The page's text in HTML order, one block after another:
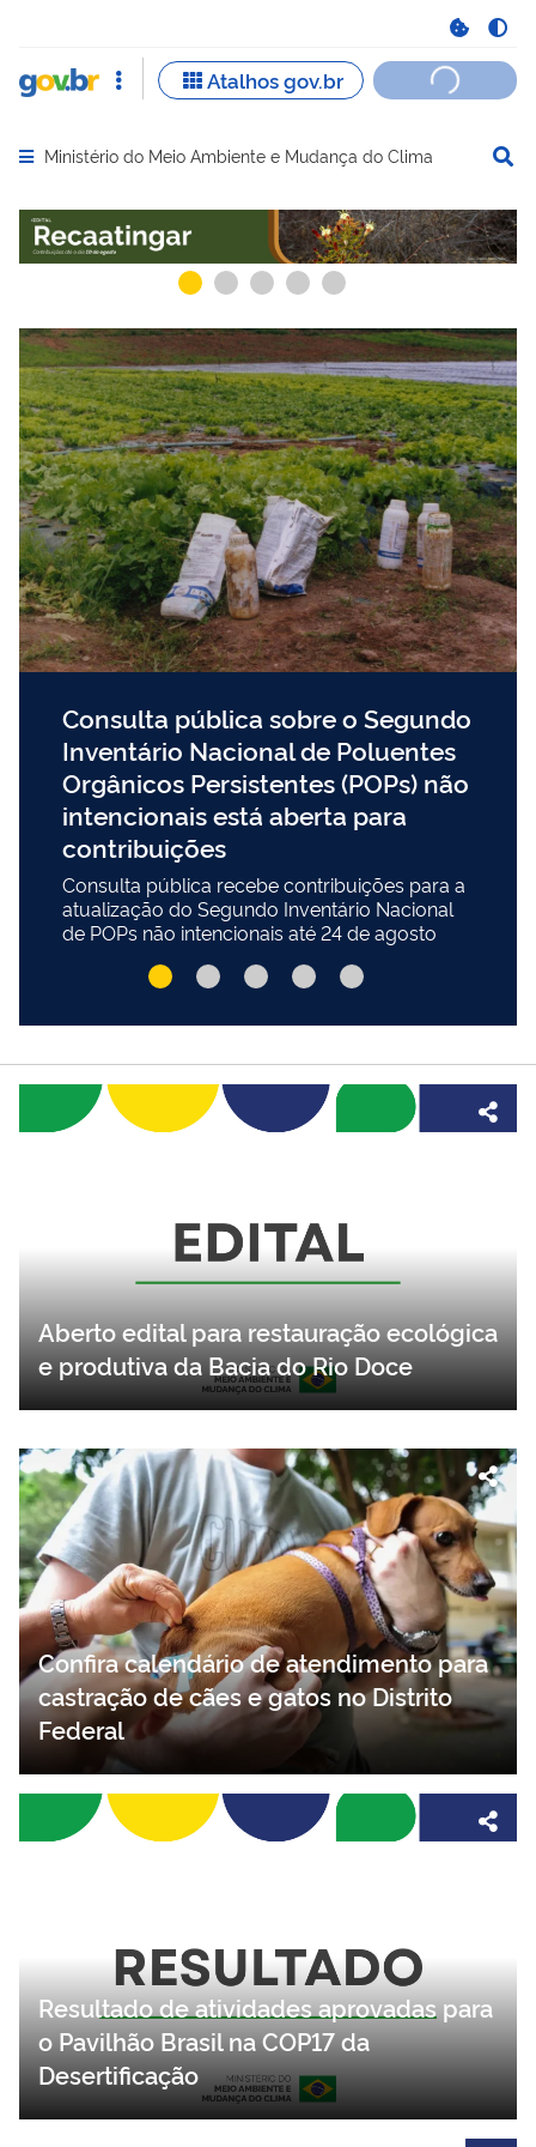
Abrir menu principal de navegação
Ministério do Meio Ambiente e Mudança do Clima
Serviços recomendados para você Serviços
Consulta pública sobre o Segundo
Inventário Nacional de Poluentes
Orgânicos Persistentes (POPs) não
intencionais está aberta para
contribuições
Consulta pública recebe contribuições para a
atualização do Segundo Inventário Nacional
de POPs não intencionais até 24 de agosto
Aberto edital para restauração ecológica
e produtiva da Bacia do Rio Doce
Confira calendário de atendimento para
castração de cães e gatos no Distrito
Federal
Resultado de atividades aprovadas para
o Pavilhão Brasil na COP17 da
Desertificação